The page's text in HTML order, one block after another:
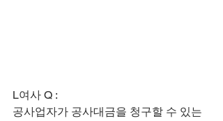
L여사 Q :
공사업자가 공사대금을 청구할 수 있는